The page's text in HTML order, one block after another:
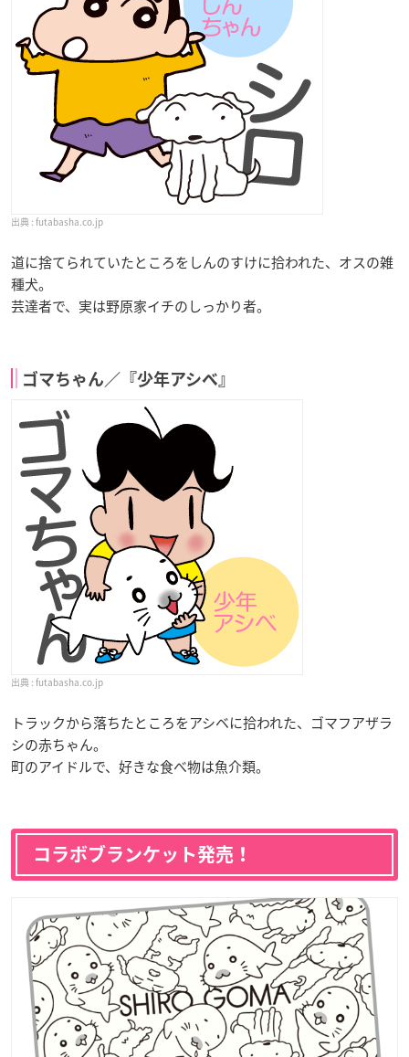
futabasha.co.jp
道に捨てられていたところをしんのすけに拾われた、オスの雑
種犬。
芸達者で、実は野原家イチのしっかり者。
ゴマちゃん／『少年アシベ』
futabasha.co.jp
トラックから落ちたところをアシベに拾われた、ゴマフアザラ
シの赤ちゃん。
町のアイドルで、好きな食べ物は魚介類。
コラボブランケット発売！